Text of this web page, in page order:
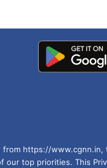
from https://www.cgnn.in,
our top priorities. This